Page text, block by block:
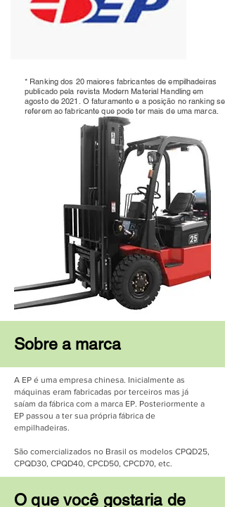
* Ranking dos 20 maiores fabricantes de empilhadeiras
publicado pela revista Modern Material Handling em
agosto de 2021. O faturamento e a posição no ranking se
referem ao fabricante que pode ter mais de uma marca.
Sobre a marca
A EP é uma empresa chinesa. Inicialmente as
máquinas eram fabricadas por terceiros mas já
saíam da fábrica com a marca EP. Posteriormente a
EP passou a ter sua própria fábrica de
empilhadeiras.
São comercializados no Brasil os modelos CPQD25,
CPQD30, CPQD40, CPCD50, CPCD70, etc.
O que você gostaria de